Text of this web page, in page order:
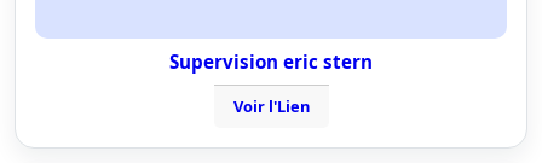
Supervision eric stern
Voir l'Lien